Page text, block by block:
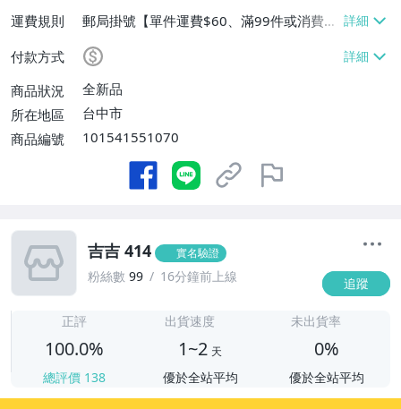
運費規則
郵局掛號【單件運費$60、滿99件或消費滿
$9999免運費】
付款方式
商品狀況
全新品
所在地區
台中市
商品編號
101541551070
吉吉 414 實名驗證
粉絲數 99 16分鐘前上線 追蹤
正評
100.0%
總評價 138
出貨速度
1~2 天
優於全站平均
未出貨率
0%
優於全站平均